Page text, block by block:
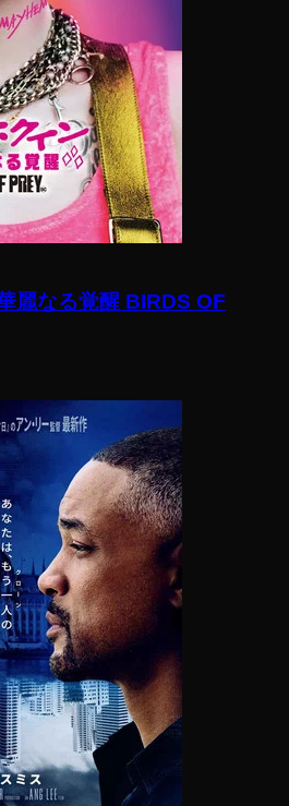
麗なる覚醒 BIRDS OF